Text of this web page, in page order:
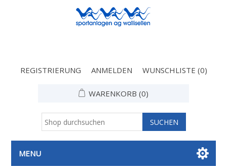
REGISTRIERUNG ANMELDEN WUNSCHLISTE (0)
WARENKORB (0)
MENU